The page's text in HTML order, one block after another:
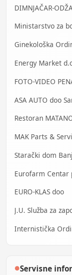
DIMNJAČAR-
Ministarstvo za
Ginekološka
Energy Market
FOTO-VIDEO
ASA AUTO doo
Restoran
Eurofarm Centar
EURO-KLAS doo
J.U. Služba za
Internistička
●Servisne